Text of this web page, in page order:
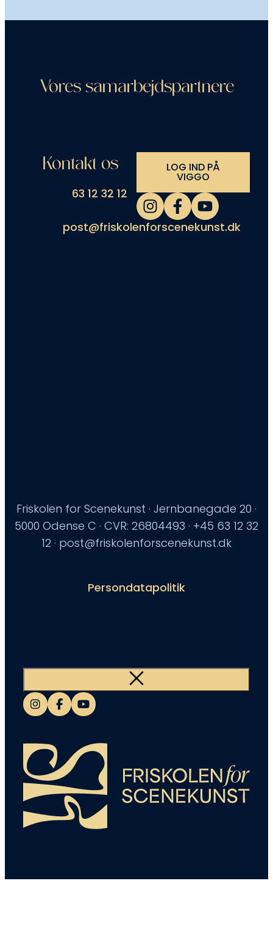
Vores samarbejdspartnere
Kontakt os
63 12 32 12
post@friskolenforscenekunst.dk
LOG IND PÅ
VIGGO
Friskolen for Scenekunst · Jernbanegade 20 ·
5000 Odense C · CVR: 26804493 · +45 63 12 32
12 · post@friskolenforscenekunst.dk
Persondatapolitik